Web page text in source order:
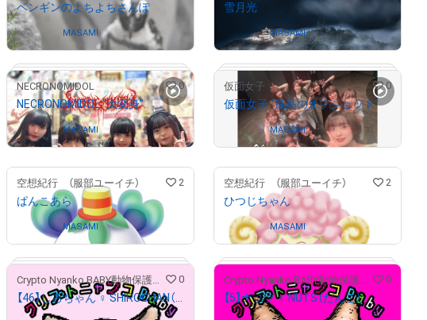
# 4994/10000
ペンギンのよちよちさんぽ
Owned by MASAMI
# 7543/10000
雪月光
Owned byMASAMI
# 1928/10000
NECRONOMIDOL 0
NECRONOMIDOL “大変身”
Owned byMASAMI
# 6311/10000
仮面女子 0
仮面女子 “最高のオフショット”
Owned by MASAMI
空想紀行 （服部ユーイチ） 2
ぱんこあら
Owned by MASAMI
空想紀行 （服部ユーイチ） 2
ひつじちゃん
Owned byMASAMI
Crypto Nyanko BABY動物保護プロジェクト 0
【46】しろちゃん ♀ SHIROCHAN（豚汁）
Crypto Nyanko BABY動物保護プロジェクト 0
【5】ナッツ ♀ NUTS（だんご）